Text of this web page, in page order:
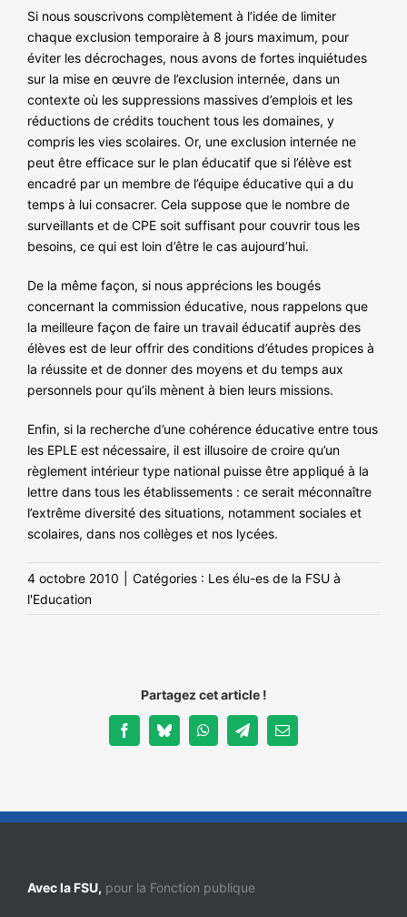
Si nous souscrivons complètement à l’idée de limiter
chaque exclusion temporaire à 8 jours maximum, pour
éviter les décrochages, nous avons de fortes inquiétudes
sur la mise en œuvre de l’exclusion internée, dans un
contexte où les suppressions massives d’emplois et les
réductions de crédits touchent tous les domaines, y
compris les vies scolaires. Or, une exclusion internée ne
peut être efficace sur le plan éducatif que si l’élève est
encadré par un membre de l’équipe éducative qui a du
temps à lui consacrer. Cela suppose que le nombre de
surveillants et de CPE soit suffisant pour couvrir tous les
besoins, ce qui est loin d’être le cas aujourd’hui.
De la même façon, si nous apprécions les bougés
concernant la commission éducative, nous rappelons que
la meilleure façon de faire un travail éducatif auprès des
élèves est de leur offrir des conditions d’études propices à
la réussite et de donner des moyens et du temps aux
personnels pour qu’ils mènent à bien leurs missions.
Enfin, si la recherche d’une cohérence éducative entre tous
les EPLE est nécessaire, il est illusoire de croire qu’un
règlement intérieur type national puisse être appliqué à la
lettre dans tous les établissements : ce serait méconnaître
l’extrême diversité des situations, notamment sociales et
scolaires, dans nos collèges et nos lycées.
4 octobre 2010 Catégories : Les élu-es de la FSU à
l'Education
Partagez cet article !
FacebookBlueskyWhatsAppTelegramEmail
Avec la FSU, pour la Fonction publique